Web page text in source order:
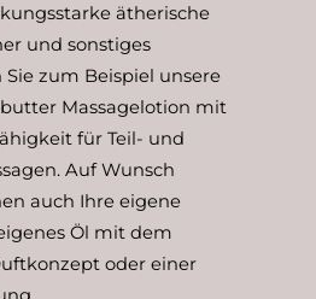
ätherische
und sonstiges
Sie zum Beispiel unsere
Massagelotion mit
für Teil- und
Auf Wunsch
auch Ihre eigene
Öl mit dem
oder einer